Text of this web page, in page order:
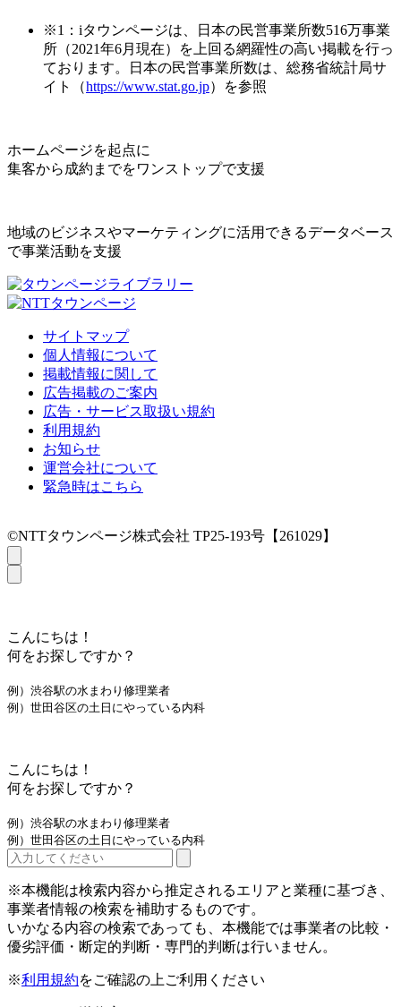
※1：iタウンページは、日本の民営事業所数516万事業
所（2021年6月現在）を上回る網羅性の高い掲載を行っ
ております。日本の民営事業所数は、総務省統計局サ
イト（https://www.stat.go.jp）を参照
ホームページを起点に
集客から成約までをワンストップで支援
地域のビジネスやマーケティングに活用できるデータベース
で事業活動を支援
サイトマップ
個人情報について
掲載情報に関して
広告掲載のご案内
広告・サービス取扱い規約
利用規約
お知らせ
運営会社について
緊急時はこちら
©NTTタウンページ株式会社 TP25-193号【261029】
こんにちは！
何をお探しですか？
例）渋谷駅の水まわり修理業者
例）世田谷区の土日にやっている内科
こんにちは！
何をお探しですか？
例）渋谷駅の水まわり修理業者
例）世田谷区の土日にやっている内科
※本機能は検索内容から推定されるエリアと業種に基づき、
事業者情報の検索を補助するものです。
いかなる内容の検索であっても、本機能では事業者の比較・
優劣評価・断定的判断・専門的判断は行いません。
※利用規約をご確認の上ご利用ください